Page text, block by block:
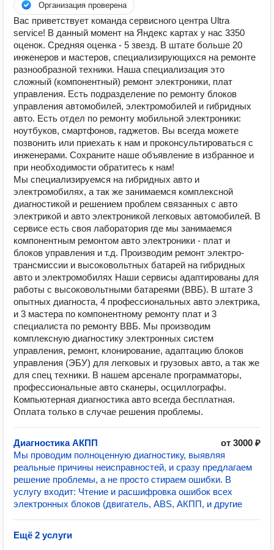
Организация проверена
Вас приветствует команда сервисного центра Ultra
service! В данный момент на Яндекс картах у нас 3350
оценок. Средняя оценка - 5 звезд. В штате больше 20
инженеров и мастеров, специализирующихся на ремонте
разнообразной техники. Наша специализация это
сложный (компонентный) ремонт электроники, плат
управления. Есть подразделение по ремонту блоков
управления автомобилей, электромобилей и гибридных
авто. Есть отдел по ремонту мобильной электроники:
ноутбуков, смартфонов, гаджетов. Вы всегда можете
позвонить или приехать к нам и проконсультироваться с
инженерами. Сохраните наше объявление в избранное и
при необходимости обратитесь к нам!
Мы специализируемся на гибридных авто и
электромобилях, а так же занимаемся комплексной
диагностикой и решением проблем связанных с авто
электрикой и авто электроникой легковых автомобилей. В
сервисе есть своя лаборатория где мы занимаемся
компонентным ремонтом авто электроники - плат и
блоков управления и т.д. Производим ремонт электро-
трансмиссии и высоковольтных батарей на гибридных
авто и электромобилях Наши сервисы адаптированы для
работы с высоковольтными батареями (ВВБ). В штате 3
опытных диагноста, 4 профессиональных авто электрика,
и 3 мастера по компонентному ремонту плат и 3
специалиста по ремонту ВВБ. Мы производим
комплексную диагностику электронных систем
управления, ремонт, клонирование, адаптацию блоков
управления (ЭБУ) для легковых и грузовых авто, а так же
для спец техники. В нашем арсенале программаторы,
профессиональные авто сканеры, осциллографы.
Компьютерная диагностика авто всегда бесплатная.
Оплата только в случае решения проблемы.
Диагностика АКПП
от 3000 ₽
Мы проводим полноценную диагностику, выявляя
реальные причины неисправностей, и сразу предлагаем
решение проблемы, а не просто стираем ошибки. В
услугу входит: Чтение и расшифровка ошибок всех
электронных блоков (двигатель, ABS, АКПП, и другие
Ещё 2 услуги